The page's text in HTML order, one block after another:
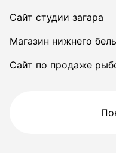
Сайт студии загара
Магазин нижнего
Сайт по продаже